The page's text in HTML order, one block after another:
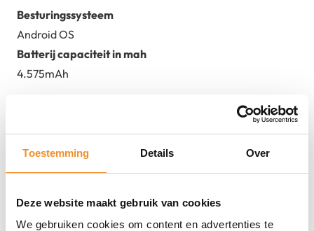
Toestemming Details Over
Deze website maakt gebruik van cookies
We gebruiken cookies om content en advertenties te
Besturingssysteem
Android OS
Batterij capaciteit in mah
4.575mAh